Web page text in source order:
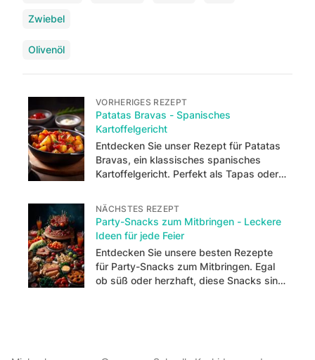
Zwiebel
Olivenöl
VORHERIGES REZEPT
Patatas Bravas - Spanisches
Kartoffelgericht
Entdecken Sie unser Rezept für Patatas
Bravas, ein klassisches spanisches
Kartoffelgericht. Perfekt als Tapas oder
NÄCHSTES REZEPT
Party-Snacks zum Mitbringen - Leckere
Ideen für jede Feier
Entdecken Sie unsere besten Rezepte
für Party-Snacks zum Mitbringen. Egal
ob süß oder herzhaft, diese Snacks sind